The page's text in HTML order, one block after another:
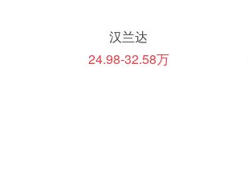
汉兰达
24.98-32.58万